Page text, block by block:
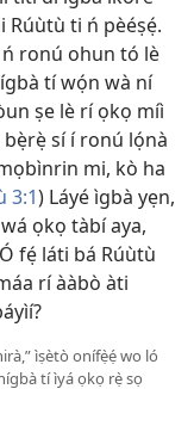
Rúùtù ti ń pèéṣẹ́.
ronú ohun tó lè
tí wọ́n wà ní
ṣe lè rí ọkọ míì
bẹ̀rẹ̀ sí í ronú lọ́nà
mi, kò ha
3:1) Láyé ìgbà yẹn,
ọkọ tàbí aya,
fẹ́ láti bá Rúùtù
rí ààbò àti
ìṣètò onífẹ̀ẹ́ wo ló
tí ìyá ọkọ rẹ̀ sọ